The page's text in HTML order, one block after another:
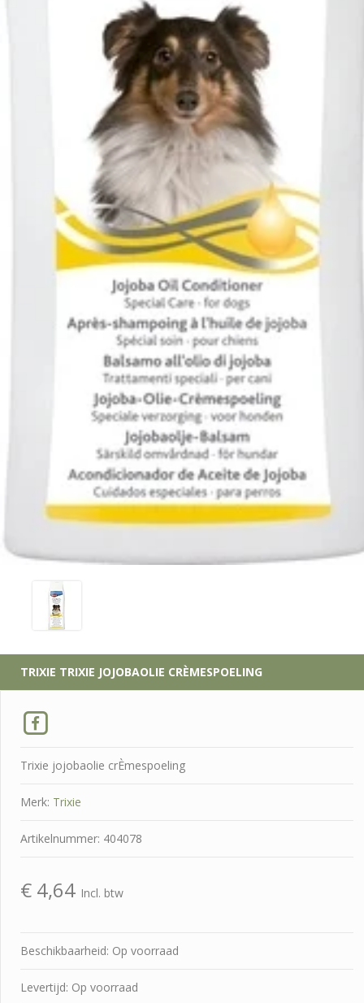
TRIXIE TRIXIE JOJOBAOLIE CRÈMESPOELING
Trixie jojobaolie crÈmespoeling
Merk: Trixie
Artikelnummer: 404078
€ 4,64 Incl. btw
Beschikbaarheid: Op voorraad
Levertijd: Op voorraad